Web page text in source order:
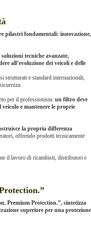
pilastri fondamentali: innovazione,
tecniche avanzate,
all’evoluzione dei veicoli e delle
strutturati e standard internazionali,
per il professionista: un filtro deve
e mantenere le proprie
la propria differenza
offrendo prodotti tecnicamente
il lavoro di ricambisti, distributori e
Premium Protection.”, sintetizza
superiore per una protezione